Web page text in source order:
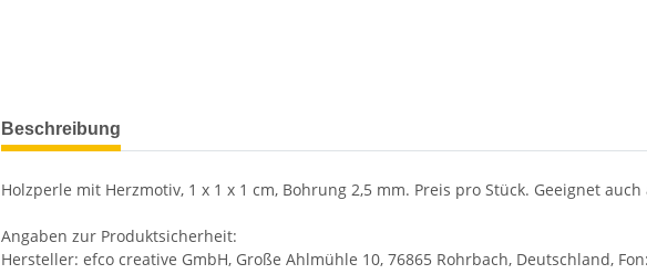
Beschreibung
Holzperle mit Herzmotiv, 1 x 1 x 1 cm, Bohrung 2,5 mm. Preis pro Stück. Geeignet
Angaben zur Produktsicherheit:
Hersteller: efco creative GmbH, Große Ahlmühle 10, 76865 Rohrbach, Deutschland,